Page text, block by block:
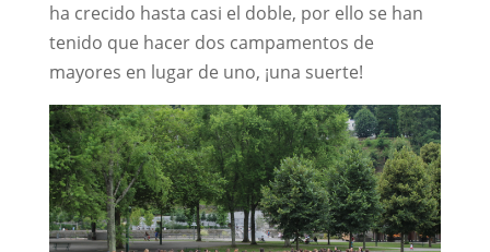
ha crecido hasta casi el doble, por ello se han
tenido que hacer dos campamentos de
mayores en lugar de uno, ¡una suerte!